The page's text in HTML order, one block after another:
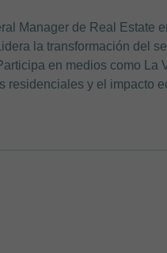
Manager de Real Estate
la transformación del
en medios como La
residenciales y el impacto